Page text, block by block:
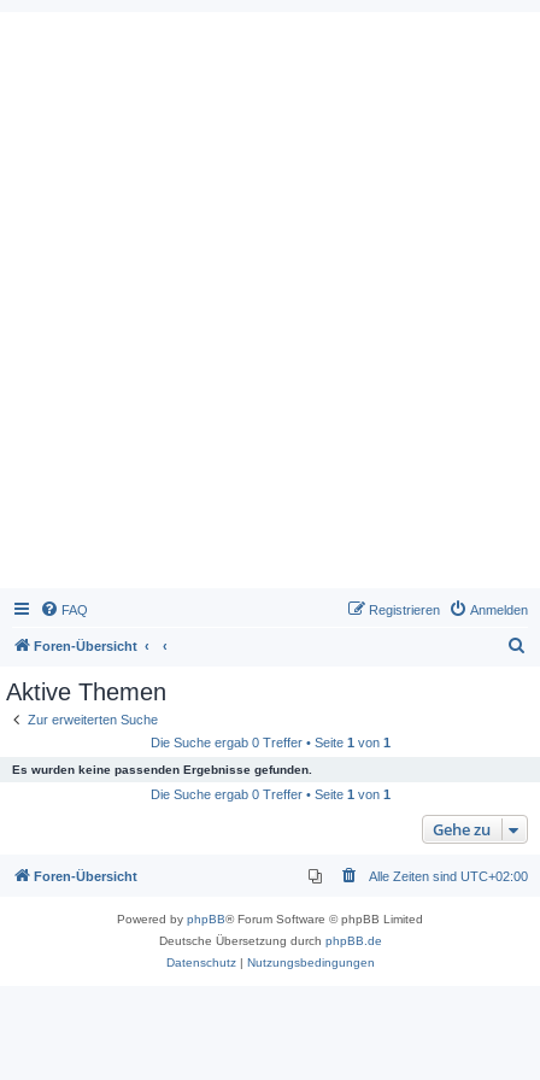
FAQ Anmelden
Registrieren
Foren-Übersicht
Aktive Themen
Zur erweiterten Suche
Die Suche ergab 0 Treffer • Seite 1 von 1
Es wurden keine passenden Ergebnisse gefunden.
Die Suche ergab 0 Treffer • Seite 1 von 1
Gehe zu
Foren-Übersicht Alle Zeiten sind UTC+02:00
Powered by phpBB® Forum Software © phpBB Limited
Deutsche Übersetzung durch phpBB.de
Datenschutz| Nutzungsbedingungen